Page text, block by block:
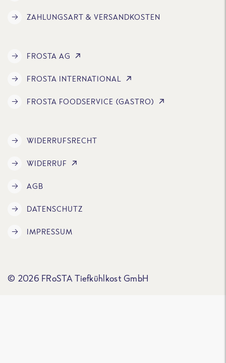
ZAHLUNGSART & VERSANDKOSTEN
FROSTA AG
FROSTA INTERNATIONAL
FROSTA FOODSERVICE (GASTRO)
WIDERRUFSRECHT
WIDERRUF
AGB
DATENSCHUTZ
IMPRESSUM
© 2026 FRoSTA Tiefkühlkost GmbH